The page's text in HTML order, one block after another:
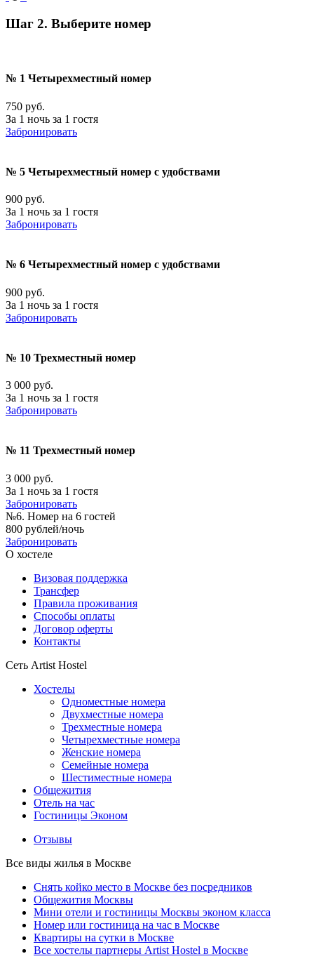
Шаг 2. Выберите номер
№ 1 Четырехместный номер
750 руб.
За 1 ночь за 1 гостя
Забронировать
№ 5 Четырехместный номер с удобствами
900 руб.
За 1 ночь за 1 гостя
Забронировать
№ 6 Четырехместный номер с удобствами
900 руб.
За 1 ночь за 1 гостя
Забронировать
№ 10 Трехместный номер
3 000 руб.
За 1 ночь за 1 гостя
Забронировать
№ 11 Трехместный номер
3 000 руб.
За 1 ночь за 1 гостя
Забронировать
№6. Номер на 6 гостей
800 рублей/ночь
Забронировать
О хостеле
Визовая поддержка
Трансфер
Правила проживания
Способы оплаты
Договор оферты
Контакты
Сеть Artist Hostel
Хостелы
Одноместные номера
Двухместные номера
Трехместные номера
Четырехместные номера
Женские номера
Семейные номера
Шестиместные номера
Общежития
Отель на час
Гостиницы Эконом
Отзывы
Все виды жилья в Москве
Снять койко место в Москве без посредников
Общежития Москвы
Мини отели и гостиницы Москвы эконом класса
Номер или гостиница на час в Москве
Квартиры на сутки в Москве
Все хостелы партнеры Artist Hostel в Москве